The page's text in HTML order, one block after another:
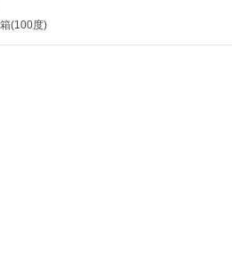
(100度)